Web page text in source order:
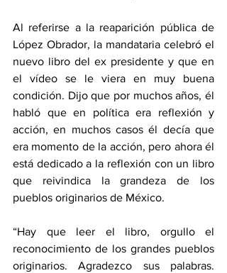
Al referirse a la reaparición pública de
López Obrador, la mandataria celebró el
nuevo libro del ex presidente y que en
el vídeo se le viera en muy buena
condición. Dijo que por muchos años, él
habló que en política era reflexión y
acción, en muchos casos él decía que
era momento de la acción, pero ahora él
está dedicado a la reflexión con un libro
que reivindica la grandeza de los
pueblos originarios de México.
“Hay que leer el libro, orgullo el
reconocimiento de los grandes pueblos
originarios. Agradezco sus palabras.